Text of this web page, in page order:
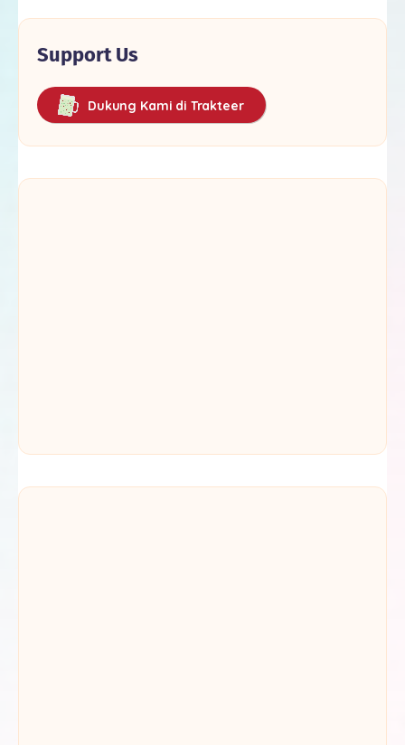
Support Us
Dukung Kami di Trakteer